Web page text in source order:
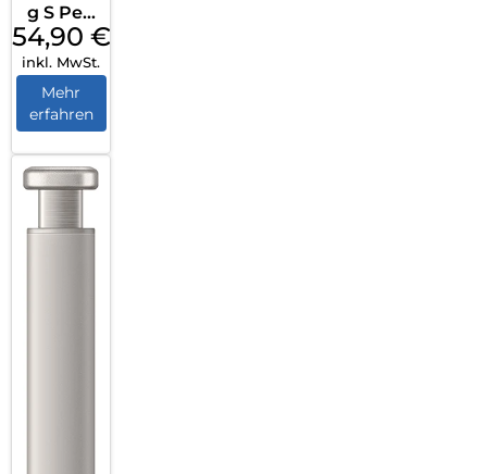
g S Pen
Galaxy
S25
Ultra
Black
54,90 €
inkl. MwSt.
Mehr
erfahren